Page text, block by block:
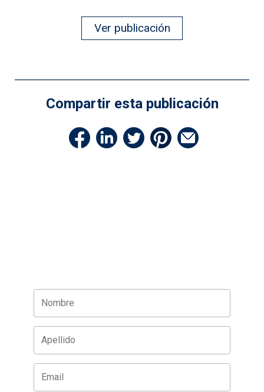
Ver publicación
Compartir esta publicación